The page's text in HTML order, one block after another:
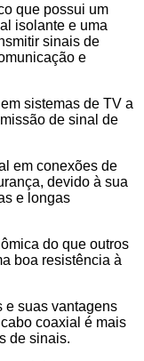
que possui um
isolante e uma
sinais de
e
sistemas de TV a
de sinal de
em conexões de
devido à sua
e longas
do que outros
boa resistência à
e suas vantagens
coaxial é mais
de sinais.